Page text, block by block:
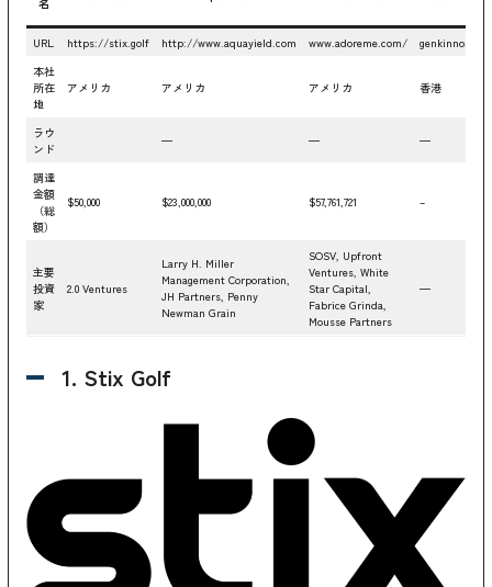
URL https://stix.golf http://www.aquayield.com www.adoreme.com/
本社
所在
地
アメリカ アメリカ アメリカ 香港
ラウ
ンド
— — —
調達
金額
（総
額）
$50,000 $23,000,000 $57,761,721 –
主要
投資
家
2.0 Ventures
Larry H. Miller
Management Corporation,
JH Partners, Penny
Newman Grain
SOSV, Upfront
Ventures, White
Star Capital,
Fabrice Grinda,
Mousse Partners
—
1. Stix Golf